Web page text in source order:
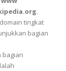
.
tingkat
bagian
bagian